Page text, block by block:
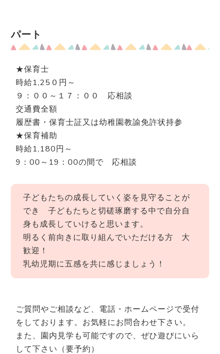
パート
★保育士
時給1,25０円～
９：００～１７：００ 応相談
交通費全額
履歴書・保育士証又は幼稚園教諭免許状持参
★保育補助
時給1,180円～
9：00～19：00の間で 応相談
子どもたちの成長していく姿を見守ることが
でき 子どもたちと切磋琢磨する中で自分自
身も成長していけると思います。
明るく前向きに取り組んでいただける方 大
歓迎！
乳幼児期に五感を共に感じましょう！
ご質問やご相談など、電話・ホームページで受付
をしております。お気軽にお問合わせ下さい。
また、園内見学も可能ですので、ぜひ遊びにいら
して下さい（要予約）